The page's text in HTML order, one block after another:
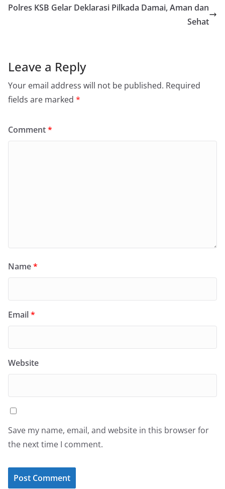
Polres KSB Gelar Deklarasi Pilkada Damai, Aman dan
Sehat
Leave a Reply
Your email address will not be published. Required
fields are marked *
Comment*
Name*
Email*
Website
Save my name, email, and website in this browser for
the next time I comment.